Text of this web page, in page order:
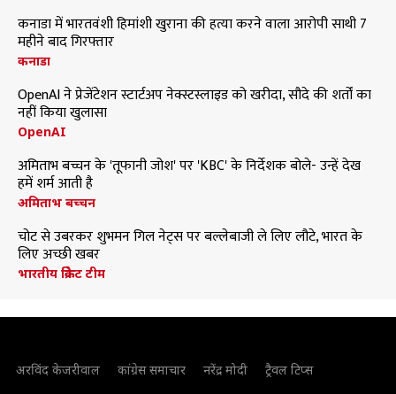
कनाडा में भारतवंशी हिमांशी खुराना की हत्या करने वाला आरोपी साथी 7
महीने बाद गिरफ्तार
कनाडा
OpenAI ने प्रेजेंटेशन स्टार्टअप नेक्स्टस्लाइड को खरीदा, सौदे की शर्तों का
नहीं किया खुलासा
OpenAI
अमिताभ बच्चन के 'तूफानी जोश' पर 'KBC' के निर्देशक बोले- उन्हें देख
हमें शर्म आती है
अमिताभ बच्चन
चोट से उबरकर शुभमन गिल नेट्स पर बल्लेबाजी ले लिए लौटे, भारत के
लिए अच्छी खबर
भारतीय क्रिकेट टीम
अरविंद केजरीवाल कांग्रेस समाचार नरेंद्र मोदी
ट्रैवल टिप्स